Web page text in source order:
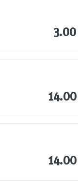
3.00
14.00
14.00